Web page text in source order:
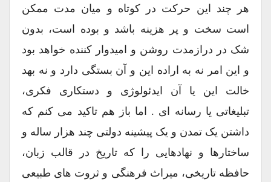
هر چند این حرکت در کوتاه و میان مدت ممکن
است سخت و پر هزینه باشد و بوده است، بدون
شک در درازمدت روشن و امیدوار کننده خواهد بود
و این امر نه به اراده این و آن بستگی دارد و نه بهد
خالت این یا آن ایدئولوژی و دستکاری فکری،
تبلیغاتی یا رسانه ای . اما باز هم تاکید می کنم که
داشتن یک تمدن و یک پیشینه دولتی چند هزار ساله و
ساختارها و نهادهایی را که تاریخ در قالب زبان،
حافظه تاریخی، میراث فرهنگی و ثروت های طبیعی